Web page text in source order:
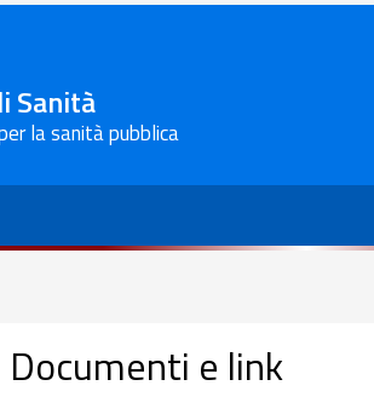
Sanità
la sanità pubblica
Documenti e link